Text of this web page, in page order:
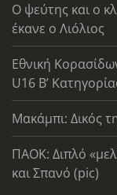
Ο ψεύτης και ο
έκανε ο Λιόλιος
Εθνική
U16 B’
Μακάμπι: Δικός
ΠΑΟΚ: Διπλό
και Σπανό (pic)